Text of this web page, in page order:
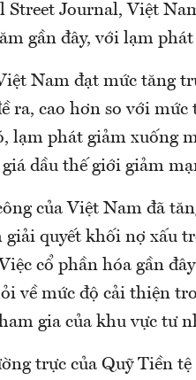
Street Journal, Việt
gần đây, với lạm
Nam đạt mức tăng
ra, cao hơn so với
lạm phát giảm xuống
dầu thế giới giảm
của Việt Nam đã
giải quyết khối nợ xấu
cổ phần hóa gần
về mức độ cải thiện
gia của khu vực tư
trực của Quỹ Tiền